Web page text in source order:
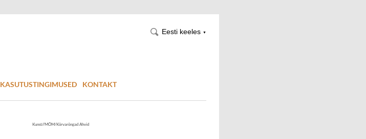
Eesti keeles ▼
KASUTUSTINGIMUSED KONTAKT
Kunst//MÖM/Kõrvarõngad Ahvid